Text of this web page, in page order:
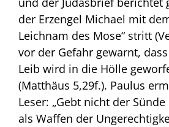
der Erzengel Michael mit
Leichnam des Mose“ stritt
vor der Gefahr gewarnt,
Leib wird in die Hölle
(Matthäus 5,29f.). Paulus
Leser: „Gebt nicht der
als Waffen der